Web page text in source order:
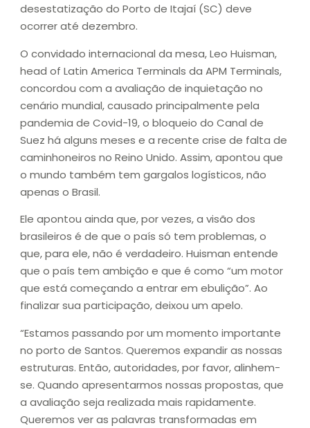
desestatização do Porto de Itajaí (SC) deve
ocorrer até dezembro.
O convidado internacional da mesa, Leo Huisman,
head of Latin America Terminals da APM Terminals,
concordou com a avaliação de inquietação no
cenário mundial, causado principalmente pela
pandemia de Covid-19, o bloqueio do Canal de
Suez há alguns meses e a recente crise de falta de
caminhoneiros no Reino Unido. Assim, apontou que
o mundo também tem gargalos logísticos, não
apenas o Brasil.
Ele apontou ainda que, por vezes, a visão dos
brasileiros é de que o país só tem problemas, o
que, para ele, não é verdadeiro. Huisman entende
que o país tem ambição e que é como “um motor
que está começando a entrar em ebulição”. Ao
finalizar sua participação, deixou um apelo.
“Estamos passando por um momento importante
no porto de Santos. Queremos expandir as nossas
estruturas. Então, autoridades, por favor, alinhem-
se. Quando apresentarmos nossas propostas, que
a avaliação seja realizada mais rapidamente.
Queremos ver as palavras transformadas em